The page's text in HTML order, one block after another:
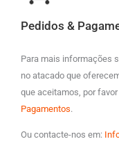
Pedidos &
Para mais informações
no atacado que
que aceitamos, por
Pagamentos.
Ou contacte-nos em: